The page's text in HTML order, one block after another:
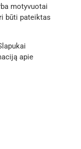
motyvuotai
būti pateiktas
apie